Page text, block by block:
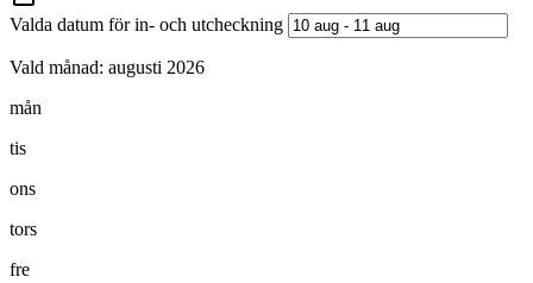
Valda datum för in- och utcheckning
Vald månad: augusti 2026
mån
tis
ons
tors
fre